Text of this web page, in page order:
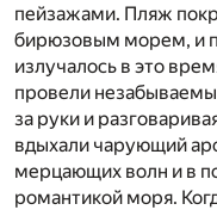
пейзажами. Пляж
бирюзовым морем, и
излучалось в это
провели
за руки и
вдыхали чарующий
мерцающих волн и в
романтикой моря.